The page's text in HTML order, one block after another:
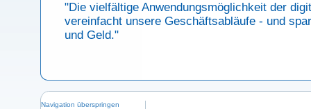
"Die vielfältige Anwendungsmöglichkeit der
vereinfacht unsere Geschäftsabläufe - und
und Geld."
Navigation überspringen